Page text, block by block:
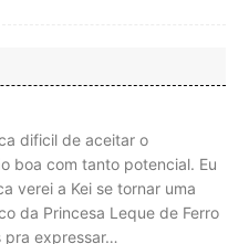
dificil de aceitar o
boa com tanto potencial. Eu
verei a Kei se tornar uma
da Princesa Leque de Ferro
pra expressar…